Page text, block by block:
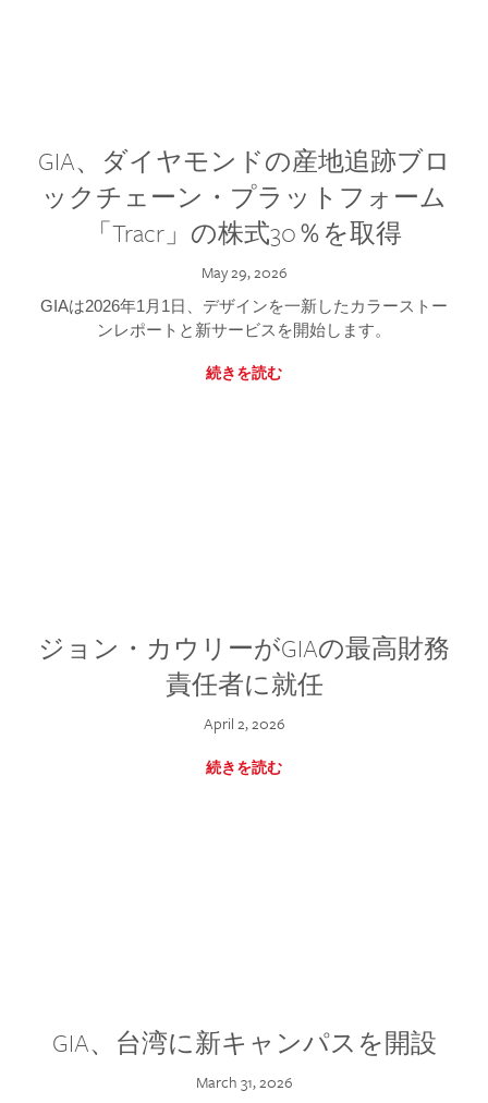
GIA、ダイヤモンドの産地追跡ブロ
ックチェーン・プラットフォーム
「Tracr」の株式30％を取得
May 29, 2026
GIAは2026年1月1日、デザインを一新したカラーストー
ンレポートと新サービスを開始します。
続きを読む
ジョン・カウリーがGIAの最高財務
責任者に就任
April 2, 2026
続きを読む
GIA、台湾に新キャンパスを開設
March 31, 2026